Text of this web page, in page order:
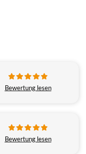
Bewertung lesen
Bewertung lesen